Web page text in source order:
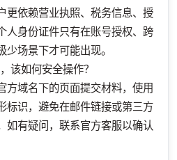
更依赖营业执照、税务信息、授
人身份证件只有在账号授权、跨
少场景下才可能出现。
该如何安全操作？
方域名下的页面提交材料，使用
标识，避免在邮件链接或第三方
如有疑问，联系官方客服以确认